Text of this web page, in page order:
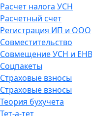
Расчет налога УСН
Расчетный счет
Регистрация ИП и ООО
Совместительство
Совмещение УСН и
Соцпакеты
Страховые взносы
Страховые взносы
Теория бухучета
Тет-а-тет